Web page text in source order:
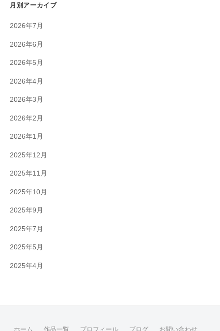
月別アーカイブ
2026年7月
2026年6月
2026年5月
2026年4月
2026年3月
2026年2月
2026年1月
2025年12月
2025年11月
2025年10月
2025年9月
2025年7月
2025年5月
2025年4月
ホーム 作品一覧 プロフィール ブログ お問い合わせ